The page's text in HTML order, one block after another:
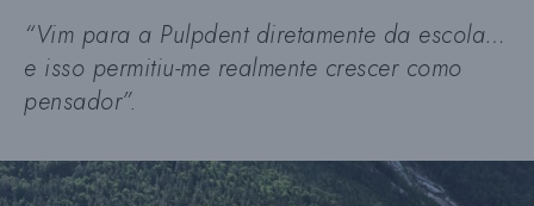
“Vim para a Pulpdent diretamente da escola…
e isso permitiu-me realmente crescer como
pensador”.